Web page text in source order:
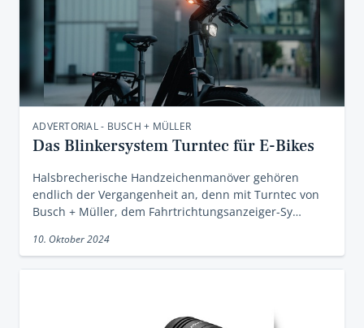
ADVERTORIAL - BUSCH + MÜLLER
Das Blinkersystem Turntec für E-Bikes
Halsbrecherische Handzeichenmanöver gehören
endlich der Vergangenheit an, denn mit Turntec von
Busch + Müller, dem Fahrtrichtungsanzeiger-Sy…
10. Oktober 2024